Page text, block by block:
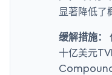
显著降低了
缓解措施：
十亿美元